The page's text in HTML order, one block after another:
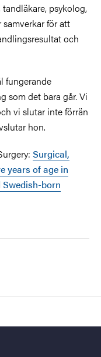
psykolog,
för att
och
fungerande
som det bara går. Vi
vi slutar inte förrän
hon.
Surgical,
years of age in
born